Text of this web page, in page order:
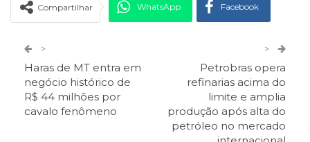
Compartilhar WhatsApp Facebook
Telegram
Facebook Messenger Viber O email
>
Haras de MT entra em
negócio histórico de
R$ 44 milhões por
cavalo fenômeno
>
Petrobras opera
refinarias acima do
limite e amplia
produção após alta do
petróleo no mercado